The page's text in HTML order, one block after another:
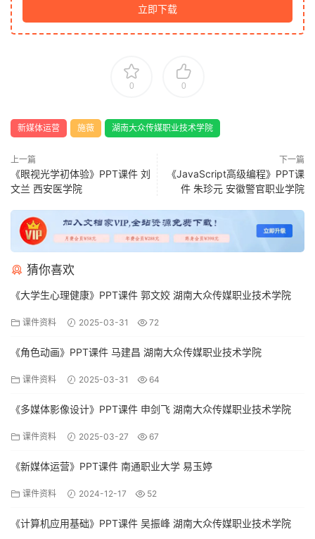
立即下载
0 0
新媒体运营 施薇 湖南大众传媒职业技术学院
上一篇
《眼视光学初体验》PPT课件 刘
文兰 西安医学院
下一篇
《JavaScript高级编程》PPT课
件 朱珍元 安徽警官职业学院
猜你喜欢
《大学生心理健康》PPT课件 郭文姣 湖南大众传媒职业技术学院
课件资料 2025-03-31 72
《角色动画》PPT课件 马建昌 湖南大众传媒职业技术学院
课件资料 2025-03-31 64
《多媒体影像设计》PPT课件 申剑飞 湖南大众传媒职业技术学院
课件资料 2025-03-27 67
《新媒体运营》PPT课件 南通职业大学 易玉婷
课件资料 2024-12-17 52
《计算机应用基础》PPT课件 吴振峰 湖南大众传媒职业技术学院